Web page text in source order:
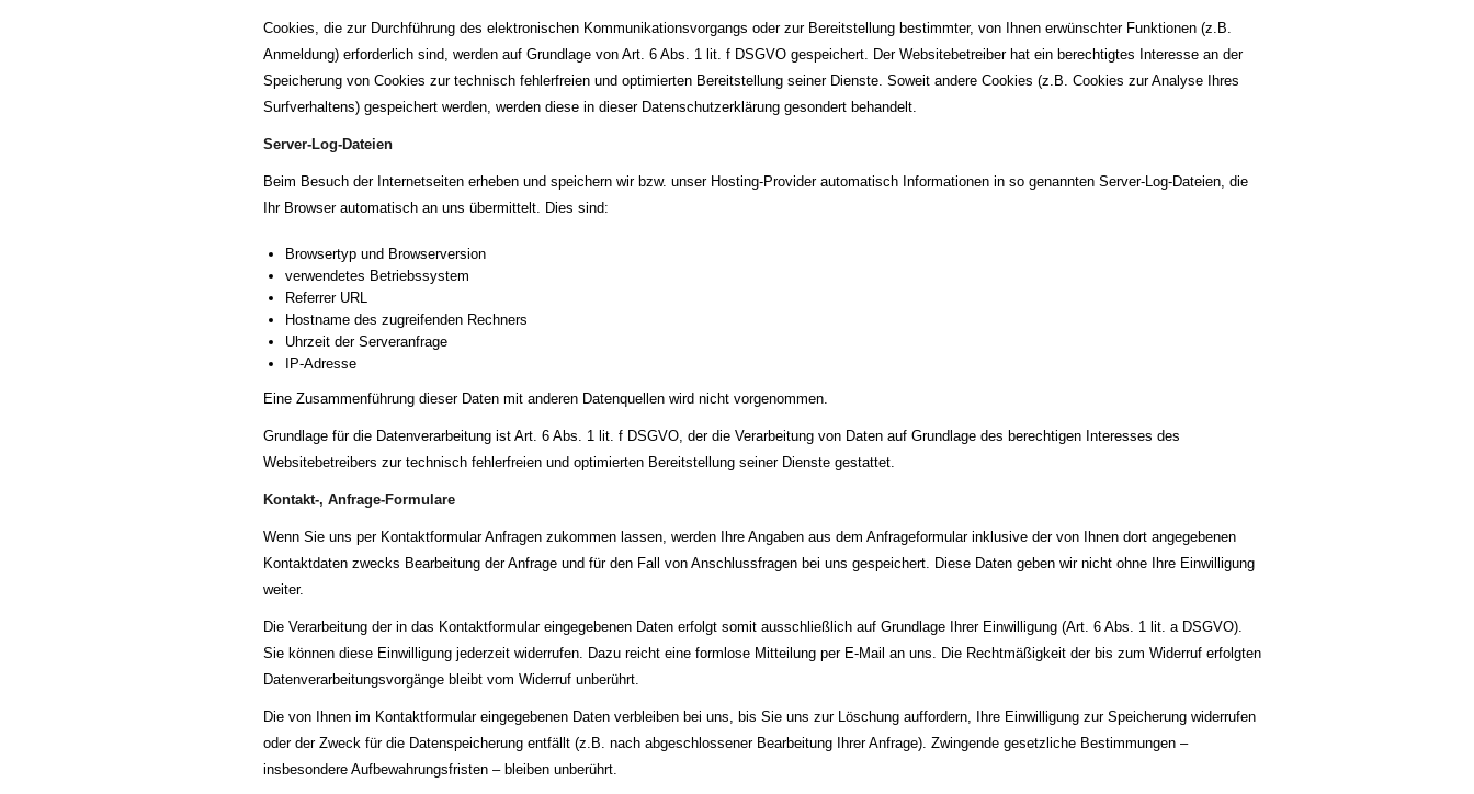
Cookies, die zur Durchführung des elektronischen Kommunikationsvorgangs oder zur Bereitstellung bestimmter, von Ihnen erwünschter Funktionen (z.B.
Anmeldung) erforderlich sind, werden auf Grundlage von Art. 6 Abs. 1 lit. f DSGVO gespeichert. Der Websitebetreiber hat ein berechtigtes Interesse an der
Speicherung von Cookies zur technisch fehlerfreien und optimierten Bereitstellung seiner Dienste. Soweit andere Cookies (z.B. Cookies zur Analyse Ihres
Surfverhaltens) gespeichert werden, werden diese in dieser Datenschutzerklärung gesondert behandelt.
Server-Log-Dateien
Beim Besuch der Internetseiten erheben und speichern wir bzw. unser Hosting-Provider automatisch Informationen in so genannten Server-Log-Dateien, die
Ihr Browser automatisch an uns übermittelt. Dies sind:
Browsertyp und Browserversion
verwendetes Betriebssystem
Referrer URL
Hostname des zugreifenden Rechners
Uhrzeit der Serveranfrage
IP-Adresse
Eine Zusammenführung dieser Daten mit anderen Datenquellen wird nicht vorgenommen.
Grundlage für die Datenverarbeitung ist Art. 6 Abs. 1 lit. f DSGVO, der die Verarbeitung von Daten auf Grundlage des berechtigen Interesses des
Websitebetreibers zur technisch fehlerfreien und optimierten Bereitstellung seiner Dienste gestattet.
Kontakt-, Anfrage-Formulare
Wenn Sie uns per Kontaktformular Anfragen zukommen lassen, werden Ihre Angaben aus dem Anfrageformular inklusive der von Ihnen dort angegebenen
Kontaktdaten zwecks Bearbeitung der Anfrage und für den Fall von Anschlussfragen bei uns gespeichert. Diese Daten geben wir nicht ohne Ihre Einwilligung
weiter.
Die Verarbeitung der in das Kontaktformular eingegebenen Daten erfolgt somit ausschließlich auf Grundlage Ihrer Einwilligung (Art. 6 Abs. 1 lit. a DSGVO).
Sie können diese Einwilligung jederzeit widerrufen. Dazu reicht eine formlose Mitteilung per E-Mail an uns. Die Rechtmäßigkeit der bis zum Widerruf erfolgten
Datenverarbeitungsvorgänge bleibt vom Widerruf unberührt.
Die von Ihnen im Kontaktformular eingegebenen Daten verbleiben bei uns, bis Sie uns zur Löschung auffordern, Ihre Einwilligung zur Speicherung widerrufen
oder der Zweck für die Datenspeicherung entfällt (z.B. nach abgeschlossener Bearbeitung Ihrer Anfrage). Zwingende gesetzliche Bestimmungen –
insbesondere Aufbewahrungsfristen – bleiben unberührt.